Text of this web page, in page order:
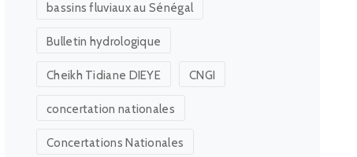
bassins fluviaux au Sénégal
Bulletin hydrologique
Cheikh Tidiane DIEYE CNGI
concertation nationales
Concertations Nationales